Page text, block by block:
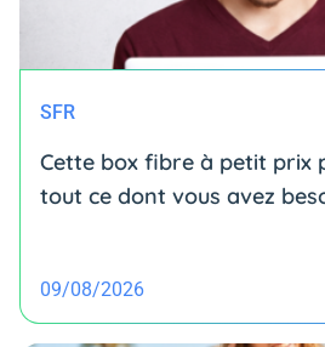
SFR
Cette box fibre à petit prix
tout ce dont vous avez
09/08/2026